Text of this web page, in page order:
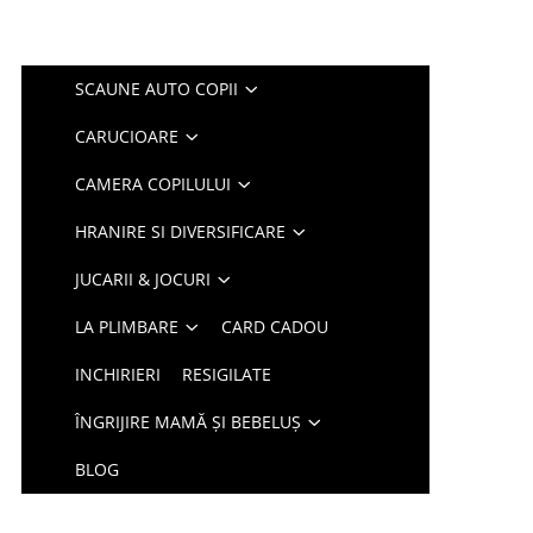
SCAUNE AUTO COPII
CARUCIOARE
CAMERA COPILULUI
HRANIRE SI DIVERSIFICARE
JUCARII & JOCURI
LA PLIMBARE CARD CADOU
INCHIRIERI RESIGILATE
ÎNGRIJIRE MAMĂ ȘI BEBELUȘ
BLOG